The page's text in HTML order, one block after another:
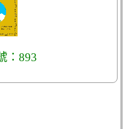
：893